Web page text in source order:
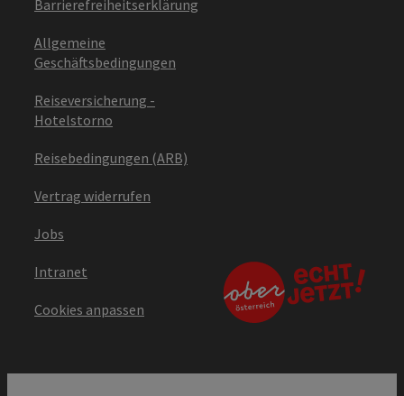
Barrierefreiheitserklärung
Allgemeine
Geschäftsbedingungen
Reiseversicherung -
Hotelstorno
Reisebedingungen (ARB)
Vertrag widerrufen
Jobs
Intranet
Cookies anpassen